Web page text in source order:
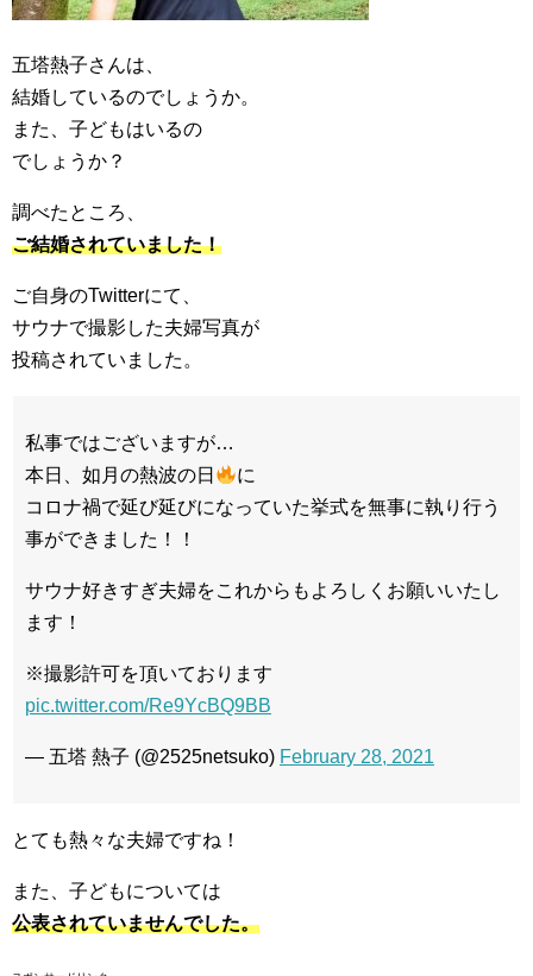
五塔熱子さんは、
結婚しているのでしょうか。
また、子どもはいるの
でしょうか？
調べたところ、
ご結婚されていました！
ご自身のTwitterにて、
サウナで撮影した夫婦写真が
投稿されていました。
私事ではございますが…
本日、如月の熱波の日
に
コロナ禍で延び延びになっていた挙式を無事に執り行う
事ができました！！
サウナ好きすぎ夫婦をこれからもよろしくお願いいたし
ます！
※撮影許可を頂いております
pic.twitter.com/Re9YcBQ9BB
— 五塔 熱子 (@2525netsuko) February 28, 2021
とても熱々な夫婦ですね！
また、子どもについては
公表されていませんでした。